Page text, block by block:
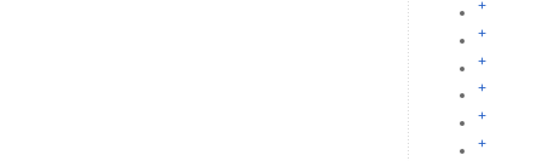
+
+
+
+
+
+